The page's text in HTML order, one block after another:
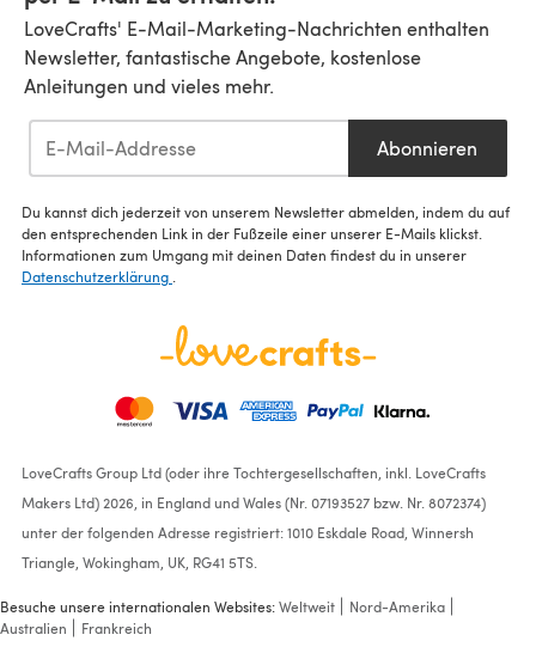
LoveCrafts' E-Mail-Marketing-Nachrichten enthalten
Newsletter, fantastische Angebote, kostenlose
Anleitungen und vieles mehr.
Abonnieren
Du kannst dich jederzeit von unserem Newsletter abmelden, indem du auf
den entsprechenden Link in der Fußzeile einer unserer E-Mails klickst.
Informationen zum Umgang mit deinen Daten findest du in unserer
Datenschutzerklärung
LoveCrafts Group Ltd (oder ihre Tochtergesellschaften, inkl. LoveCrafts
Makers Ltd) 2026, in England und Wales (Nr. 07193527 bzw. Nr. 8072374)
unter der folgenden Adresse registriert: 1010 Eskdale Road, Winnersh
Triangle, Wokingham, UK, RG41 5TS.
Besuche unsere internationalen Websites:Weltweit
Nord-Amerika
Australien
Frankreich